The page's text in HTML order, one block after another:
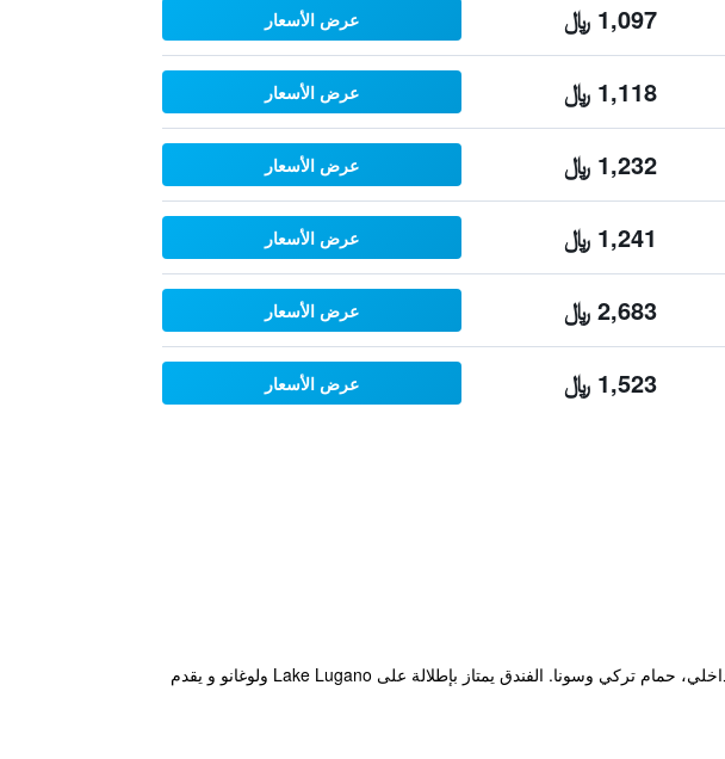
1,097 ﷼ عرض الأسعار
1,118 ﷼ عرض الأسعار
1,232 ﷼ عرض الأسعار
1,241 ﷼ عرض الأسعار
2,683 ﷼ عرض الأسعار
1,523 ﷼ عرض الأسعار
تقع Suitenhotel Parco Paradiso قريباً من كل من لوغانو ومن Collina d'Oro و توفر مسبح داخلي، حمام تركي وسونا. الفندق يمتاز بإطلالة على Lake Lugano ولوغانو و يقدم